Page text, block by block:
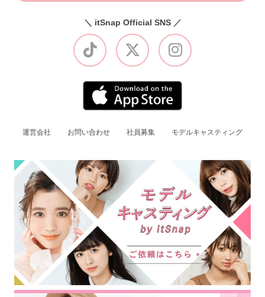
＼ itSnap Official SNS ／
運営会社 お問い合わせ 社員募集 モデルキャスティング